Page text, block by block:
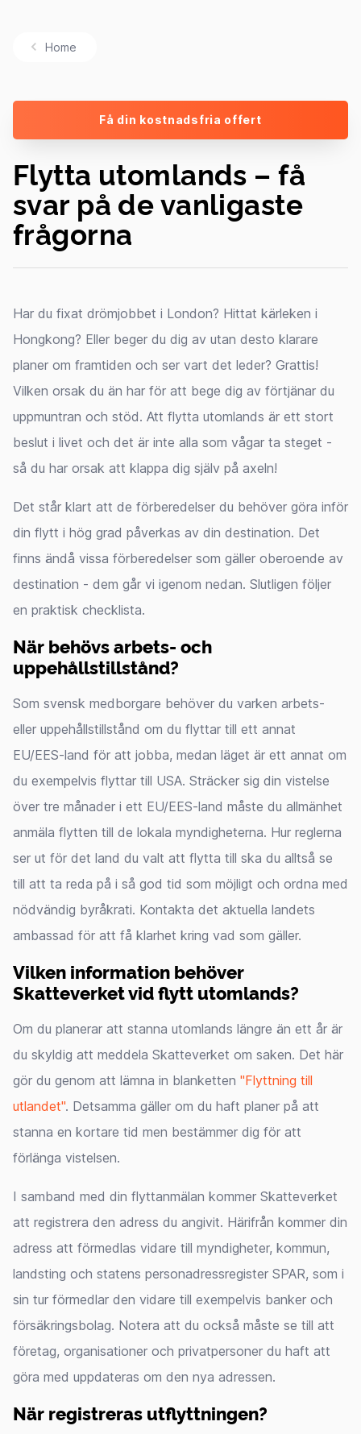
Home
Få din kostnadsfria offert
Flytta utomlands – få
svar på de vanligaste
frågorna
Har du fixat drömjobbet i London? Hittat kärleken i
Hongkong? Eller beger du dig av utan desto klarare
planer om framtiden och ser vart det leder? Grattis!
Vilken orsak du än har för att bege dig av förtjänar du
uppmuntran och stöd. Att flytta utomlands är ett stort
beslut i livet och det är inte alla som vågar ta steget -
så du har orsak att klappa dig själv på axeln!
Det står klart att de förberedelser du behöver göra inför
din flytt i hög grad påverkas av din destination. Det
finns ändå vissa förberedelser som gäller oberoende av
destination - dem går vi igenom nedan. Slutligen följer
en praktisk checklista.
När behövs arbets- och
uppehållstillstånd?
Som svensk medborgare behöver du varken arbets-
eller uppehållstillstånd om du flyttar till ett annat
EU/EES-land för att jobba, medan läget är ett annat om
du exempelvis flyttar till USA. Sträcker sig din vistelse
över tre månader i ett EU/EES-land måste du allmänhet
anmäla flytten till de lokala myndigheterna. Hur reglerna
ser ut för det land du valt att flytta till ska du alltså se
till att ta reda på i så god tid som möjligt och ordna med
nödvändig byråkrati. Kontakta det aktuella landets
ambassad för att få klarhet kring vad som gäller.
Vilken information behöver
Skatteverket vid flytt utomlands?
Om du planerar att stanna utomlands längre än ett år är
du skyldig att meddela Skatteverket om saken. Det här
gör du genom att lämna in blanketten "Flyttning till
utlandet". Detsamma gäller om du haft planer på att
stanna en kortare tid men bestämmer dig för att
förlänga vistelsen.
I samband med din flyttanmälan kommer Skatteverket
att registrera den adress du angivit. Härifrån kommer din
adress att förmedlas vidare till myndigheter, kommun,
landsting och statens personadressregister SPAR, som i
sin tur förmedlar den vidare till exempelvis banker och
försäkringsbolag. Notera att du också måste se till att
företag, organisationer och privatpersoner du haft att
göra med uppdateras om den nya adressen.
När registreras utflyttningen?